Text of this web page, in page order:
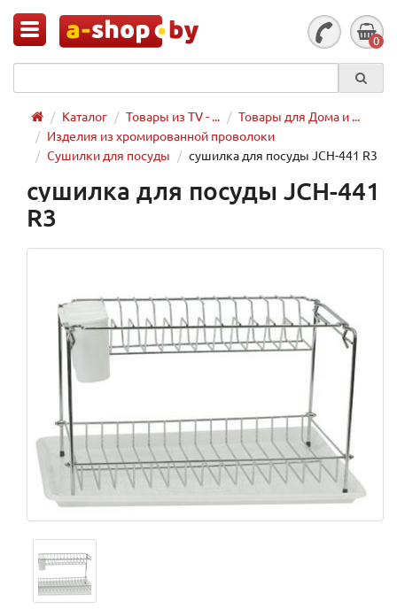
0
Каталог Товары из TV - ...
Товары для Дома и ...
Изделия из хромированной проволоки
Сушилки для посуды
сушилка для посуды JCH-441 R3
сушилка для посуды JCH-441
R3